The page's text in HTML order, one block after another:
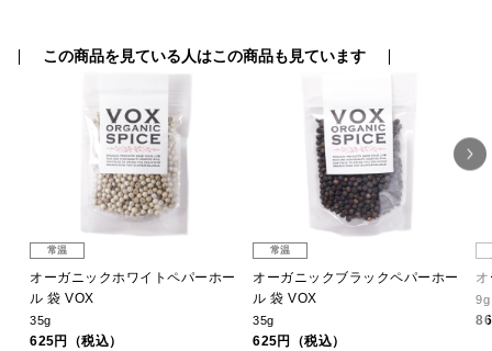
この商品を見ている人はこの商品も見ています
常温
オーガニックホワイトペパーホー
ル 袋 VOX
35g
625円（税込）
常温
オーガニックブラックペパーホー
ル 袋 VOX
35g
625円（税込）
9g